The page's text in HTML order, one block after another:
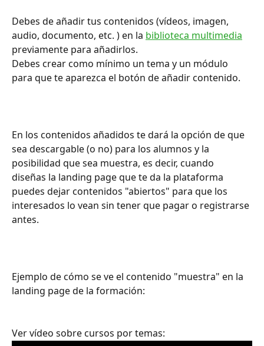
Debes de añadir tus contenidos (vídeos, imagen,
audio, documento, etc. ) en la biblioteca multimedia
previamente para añadirlos.
Debes crear como mínimo un tema y un módulo
para que te aparezca el botón de añadir contenido.
En los contenidos añadidos te dará la opción de que
sea descargable (o no) para los alumnos y la
posibilidad que sea muestra, es decir, cuando
diseñas la landing page que te da la plataforma
puedes dejar contenidos "abiertos" para que los
interesados lo vean sin tener que pagar o registrarse
antes.
Ejemplo de cómo se ve el contenido "muestra" en la
landing page de la formación:
Ver vídeo sobre cursos por temas: